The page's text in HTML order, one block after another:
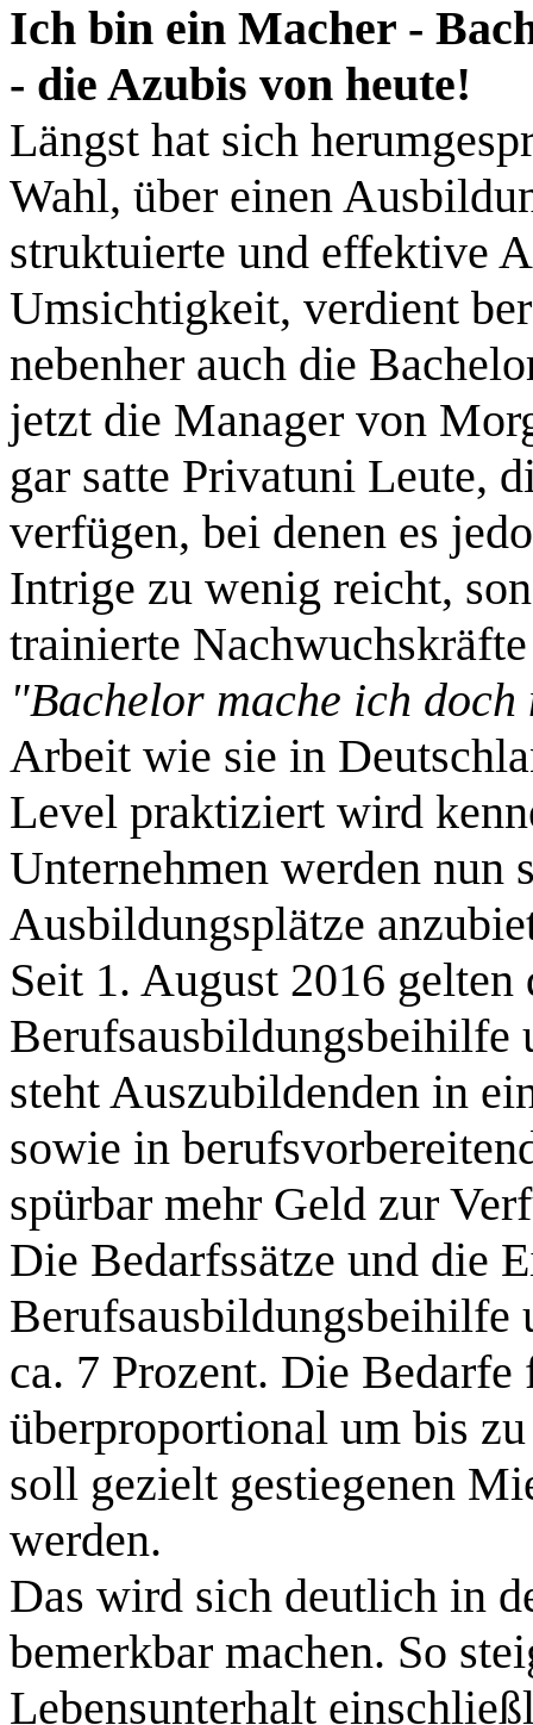
Ich bin ein Macher -
- die Azubis von heute!
Längst hat sich
Wahl, über einen
struktuierte und effektive
Umsichtigkeit, verdient
nebenher auch die
jetzt die Manager von
gar satte Privatuni Leute,
verfügen, bei denen es
Intrige zu wenig reicht,
trainierte
"Bachelor mache ich
Arbeit wie sie in
Level praktiziert wird
Unternehmen werden nun
Ausbildungsplätze
Seit 1. August 2016
Berufsausbildungsbeihilfe
steht Auszubildenden in
sowie in
spürbar mehr Geld zur
Die Bedarfssätze und die
Berufsausbildungsbeihilfe
ca. 7 Prozent. Die
überproportional um bis
soll gezielt gestiegenen
werden.
Das wird sich deutlich in
bemerkbar machen. So
Lebensunterhalt